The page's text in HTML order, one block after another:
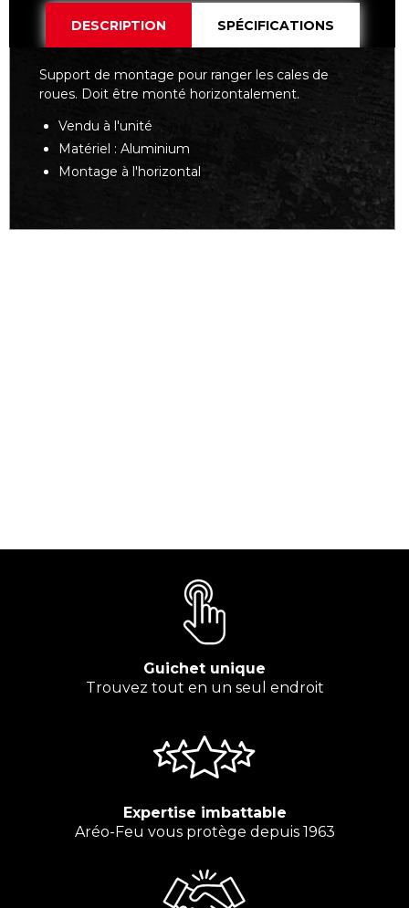
DESCRIPTION SPÉCIFICATIONS
Support de montage pour ranger les cales de
roues. Doit être monté horizontalement.
Vendu à l'unité
Matériel : Aluminium
Montage à l'horizontal
Guichet unique
Trouvez tout en un seul endroit
Expertise imbattable
Aréo-Feu vous protège depuis 1963